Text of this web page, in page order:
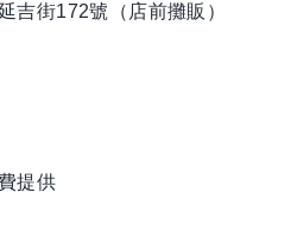
吉街172號（店前攤販）
提供